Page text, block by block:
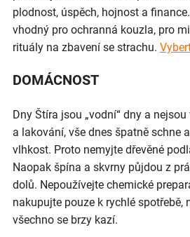
plodnost, úspěch, hojnost a
vhodný pro ochranná kouzla, pro
rituály na zbavení se strachu.
DOMÁCNOST
Dny Štíra jsou „vodní“ dny a
a lakování, vše dnes špatně schne
vlhkost. Proto nemyjte dřevěné
Naopak špína a skvrny půjdou z
dolů. Nepoužívejte chemické
nakupujte pouze k rychlé spotřebě,
všechno se brzy kazí.